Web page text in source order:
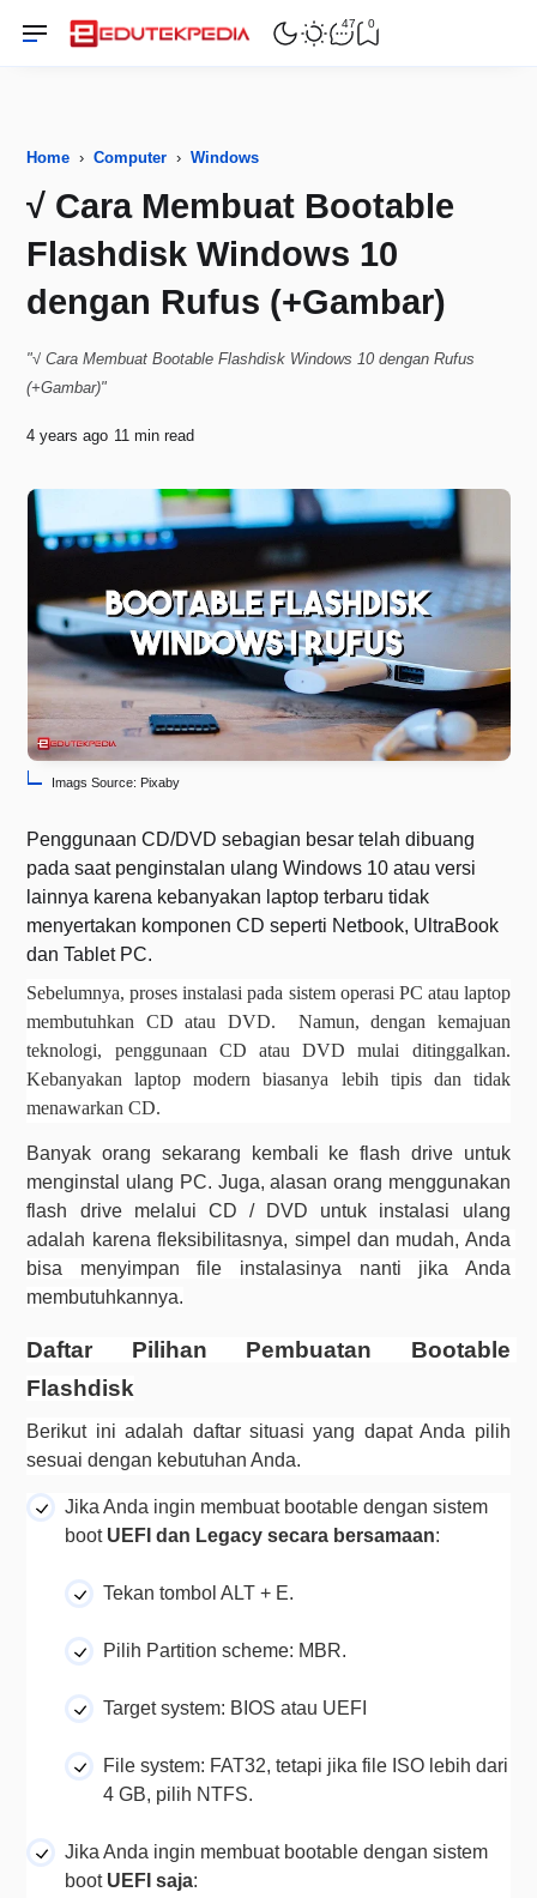
47 0
Home ›Computer ›Windows
√ Cara Membuat Bootable
Flashdisk Windows 10
dengan Rufus (+Gambar)
"√ Cara Membuat Bootable Flashdisk Windows 10 dengan Rufus
(+Gambar)"
4 years ago 11 min read
Imags Source: Pixaby
Penggunaan CD/DVD sebagian besar telah dibuang
pada saat penginstalan ulang Windows 10 atau versi
lainnya karena kebanyakan laptop terbaru tidak
menyertakan komponen CD seperti Netbook, UltraBook
dan Tablet PC.
Sebelumnya, proses instalasi pada sistem operasi PC atau laptop
membutuhkan CD atau DVD.  Namun, dengan kemajuan
teknologi, penggunaan CD atau DVD mulai ditinggalkan.
Kebanyakan laptop modern biasanya lebih tipis dan tidak
menawarkan CD.
Banyak orang sekarang kembali ke flash drive untuk
menginstal ulang PC. Juga, alasan orang menggunakan
flash drive melalui CD / DVD untuk instalasi ulang
adalah karena fleksibilitasnya, simpel dan mudah, Anda
bisa menyimpan file instalasinya nanti jika Anda
membutuhkannya.
Daftar Pilihan Pembuatan Bootable
Flashdisk
Berikut ini adalah daftar situasi yang dapat Anda pilih
sesuai dengan kebutuhan Anda.
Jika Anda ingin membuat bootable dengan sistem
boot UEFI dan Legacy secara bersamaan
Tekan tombol ALT + E.
Pilih Partition scheme: MBR.
Target system: BIOS atau UEFI
File system: FAT32, tetapi jika file ISO lebih dari
4 GB, pilih NTFS.
Jika Anda ingin membuat bootable dengan sistem
boot UEFI saja